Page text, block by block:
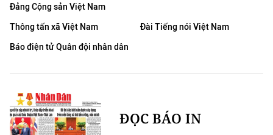
Đảng Cộng sản Việt Nam
Thông tấn xã Việt Nam
Đài Tiếng nói Việt Nam
Báo điện tử Quân đội nhân dân
ĐỌC BÁO IN